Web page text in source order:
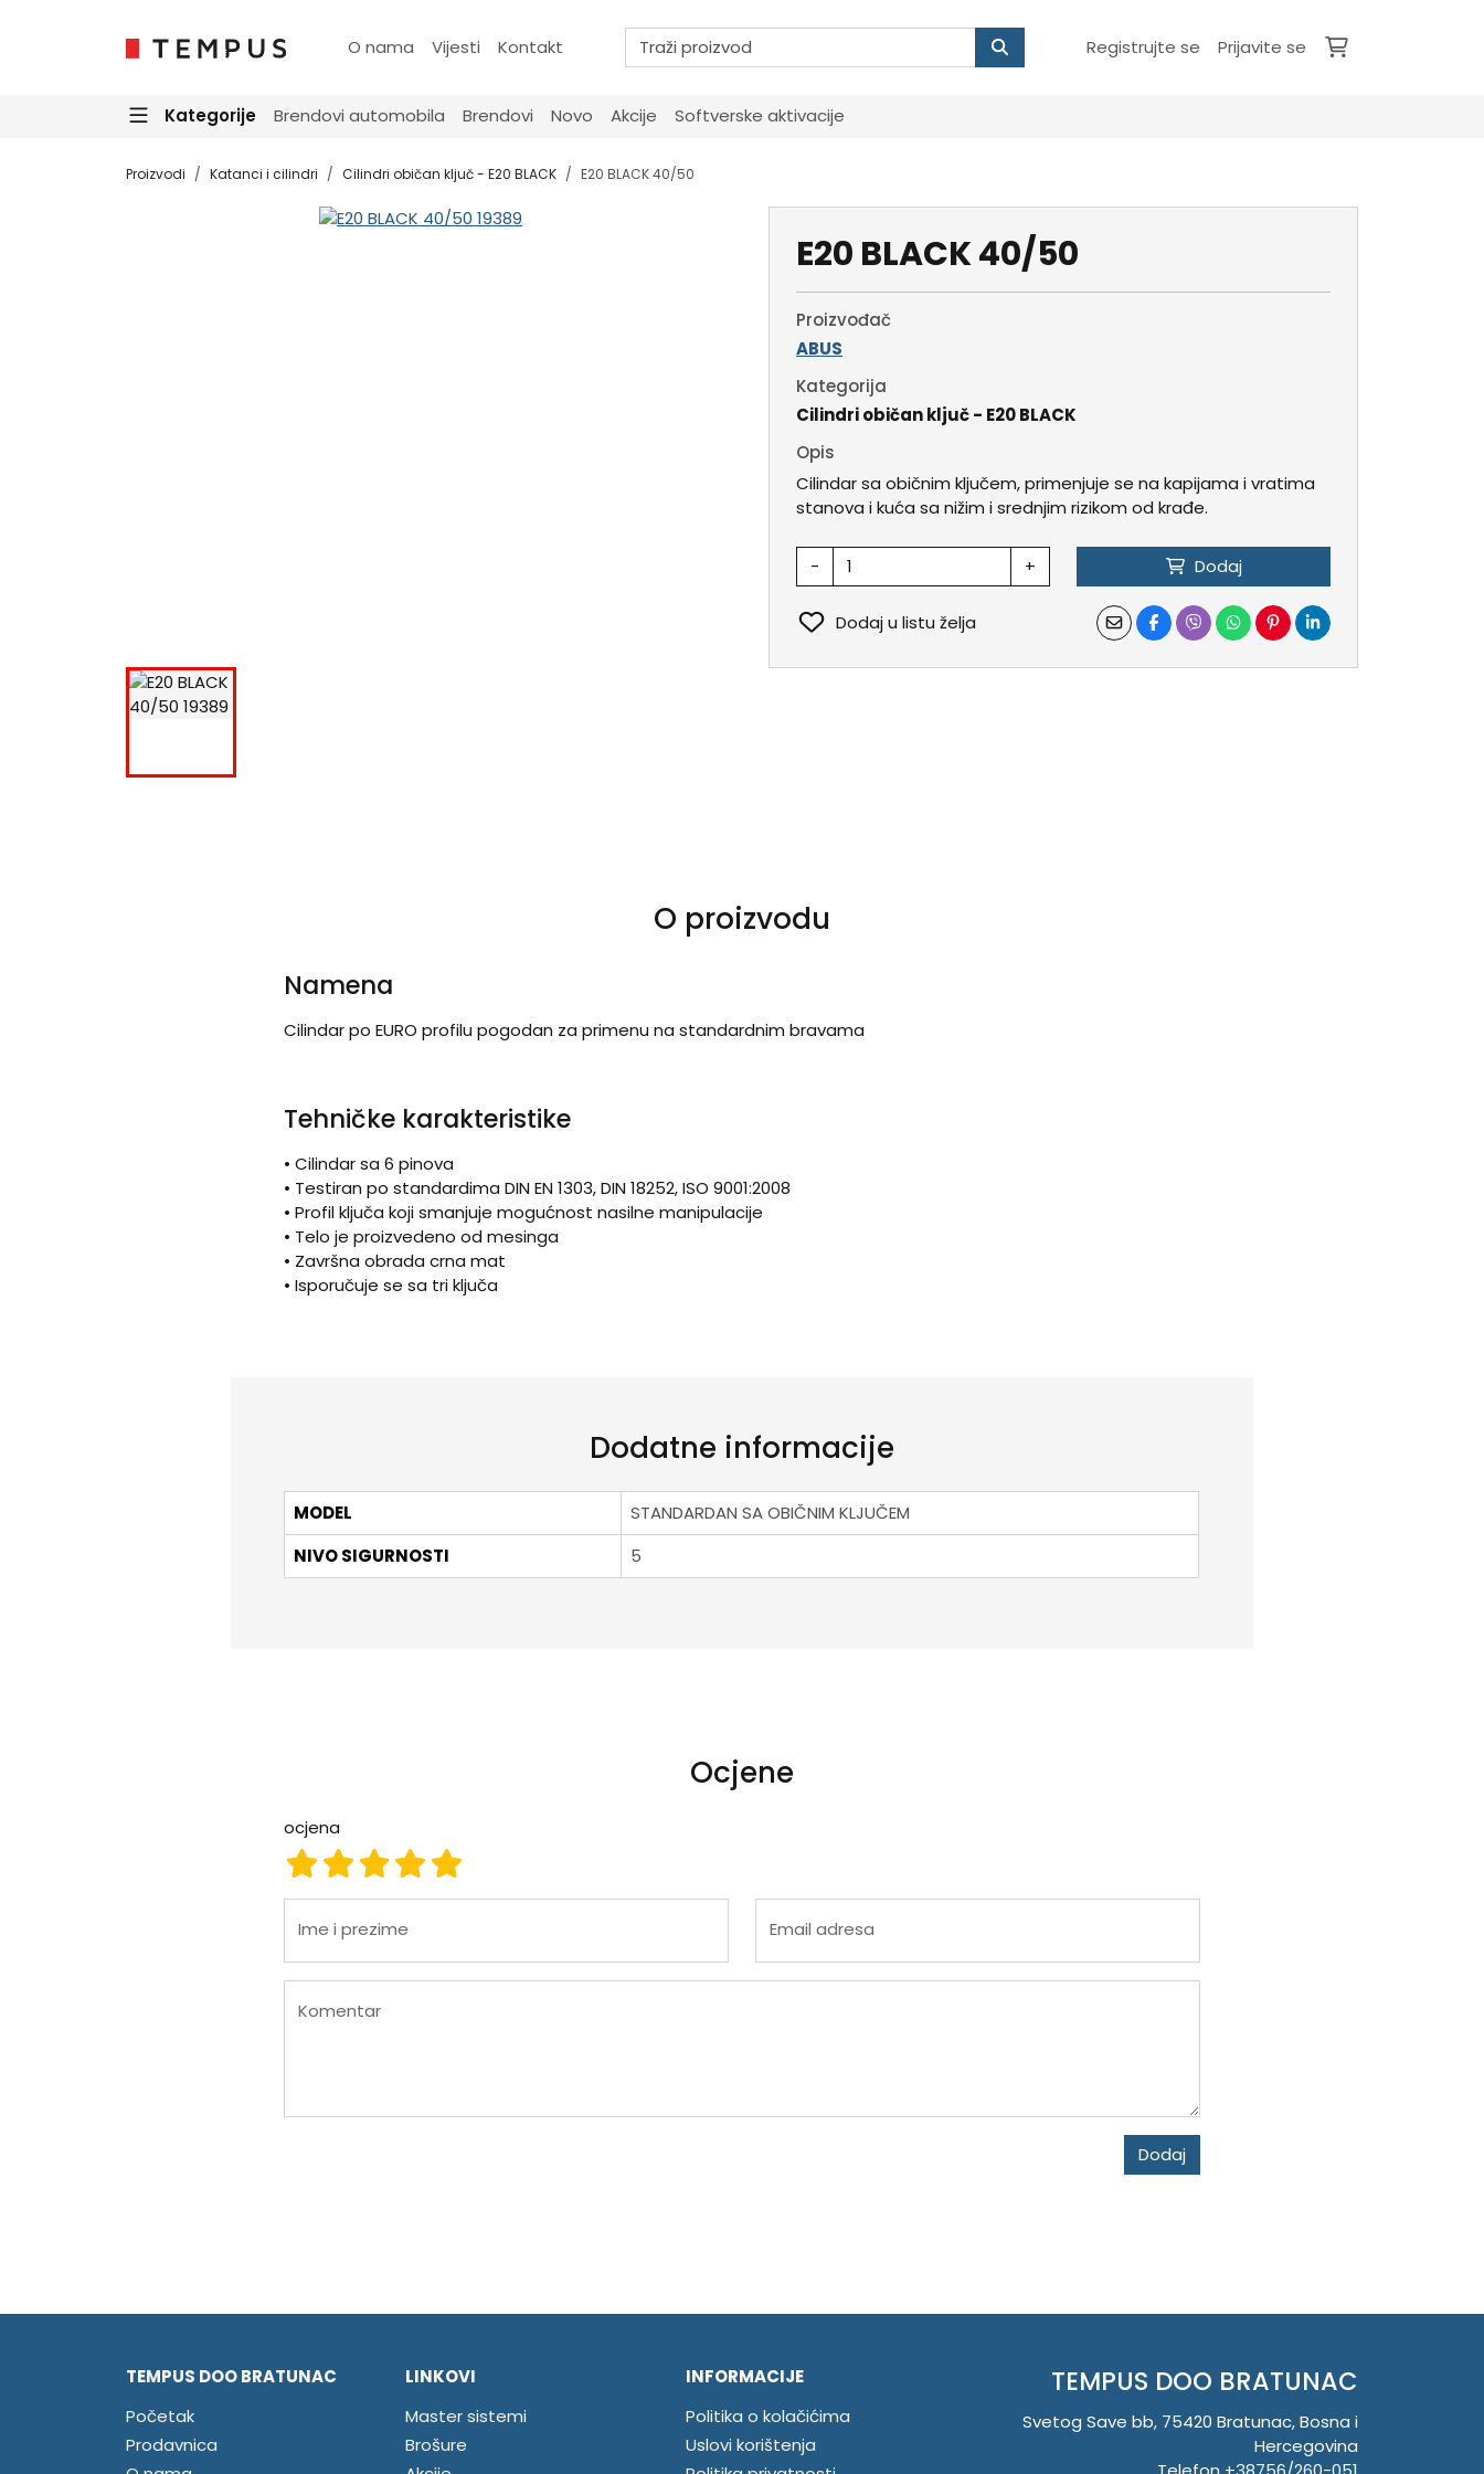
O nama Vijesti Kontakt Registrujte se Prijavite se
Kategorije Brendovi automobila Brendovi Novo Akcije Softverske aktivacije
Proizvodi Katanci i cilindri Cilindri običan ključ - E20 BLACK E20 BLACK 40/50
E20 BLACK 40/50
Proizvođač
ABUS
Kategorija
Cilindri običan ključ - E20 BLACK
Opis
Cilindar sa običnim ključem, primenjuje se na kapijama i vratima
stanova i kuća sa nižim i srednjim rizikom od krađe.
- + Dodaj
Dodaj u listu želja
O proizvodu
Namena
Cilindar po EURO profilu pogodan za primenu na standardnim bravama
Tehničke karakteristike
• Cilindar sa 6 pinova
• Testiran po standardima DIN EN 1303, DIN 18252, ISO 9001:2008
• Profil ključa koji smanjuje mogućnost nasilne manipulacije
• Telo je proizvedeno od mesinga
• Završna obrada crna mat
• Isporučuje se sa tri ključa
Dodatne informacije
MODEL
STANDARDAN SA OBIČNIM KLJUČEM
NIVO SIGURNOSTI
5
Ocjene
ocjena
ocjena 5
ocjena 4
ocjena 3
ocjena 2
ocjena 1
Ime i prezime Email adresa
Komentar
Dodaj
TEMPUS DOO BRATUNAC
Početak
Prodavnica
LINKOVI
Master sistemi
Brošure
INFORMACIJE
Politika o kolačićima
Uslovi korištenja
TEMPUS DOO BRATUNAC
Svetog Save bb, 75420 Bratunac, Bosna i
Hercegovina